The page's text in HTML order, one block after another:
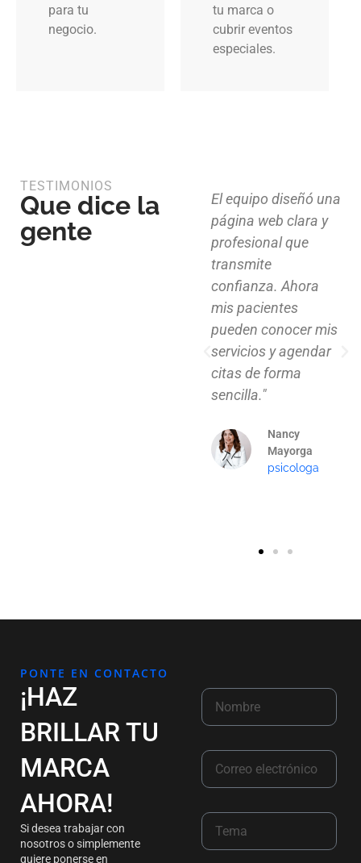
para tu
negocio.
tu marca o
cubrir eventos
especiales.
TESTIMONIOS
Que dice la
gente
Diseño limpio,
estructura funcional
y atención al detalle.
El equipo diseñó una
página web clara y
profesional que
transmite
confianza. Ahora
mis pacientes
pueden conocer mis
servicios y agendar
citas de forma
sencilla."
Nancy
Mayorga
psicologa
PONTE EN CONTACTO
¡HAZ
BRILLAR TU
MARCA
AHORA!
Si desea trabajar con
nosotros o simplemente
quiere ponerse en